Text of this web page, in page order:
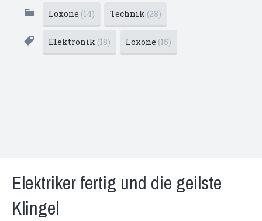
Loxone (14) Technik (28)
Elektronik (18) Loxone (15)
Elektriker fertig und die geilste
Klingel